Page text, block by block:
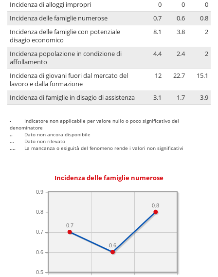
Incidenza di alloggi impropri 0 0
0
Incidenza delle famiglie numerose
0.7 0.6
0.8
Incidenza delle famiglie con potenziale
disagio economico
8.1 3.8 2
Incidenza popolazione in condizione di
affollamento
4.4 2.4 2
Incidenza di giovani fuori dal mercato del
lavoro e dalla formazione
12 22.7 15.1
Incidenza di famiglie in disagio di assistenza 3.1 1.7 3.9
-
Indicatore non applicabile per valore nullo o poco significativo del
denominatore
..
Dato non ancora disponibile
...
Dato non rilevato
....
La mancanza o esiguità del fenomeno rende i valori non significativi
Incidenza delle famiglie numerose
0.5
0.6
0.7
0.8
0.9
0.8
0.6
0.7